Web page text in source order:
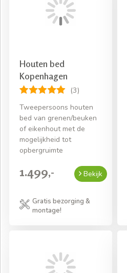
Houten bed
Kopenhagen
(3)
Tweepersoons houten
bed van grenen/beuken
of eikenhout met de
mogelijkheid tot
opbergruimte
1.499,- Bekijk
Gratis bezorging &
montage!